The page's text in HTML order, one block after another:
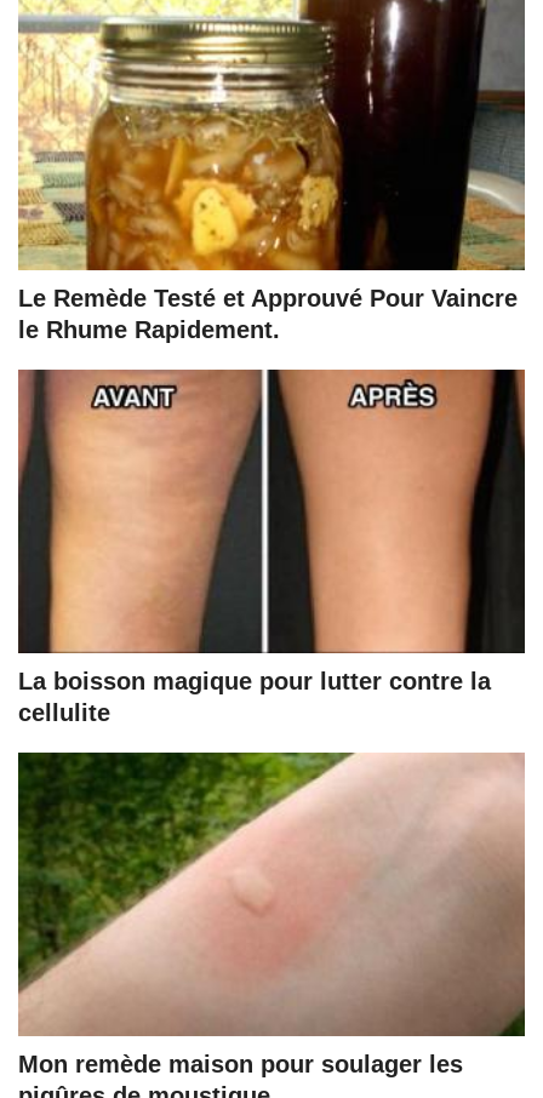
Le Remède Testé et Approuvé Pour Vaincre
le Rhume Rapidement.
La boisson magique pour lutter contre la
cellulite
Mon remède maison pour soulager les